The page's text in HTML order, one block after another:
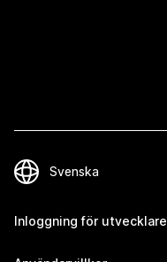
Inloggning för utvecklare